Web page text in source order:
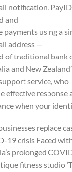
notification. PayID
and
payments using a
address —
of traditional bank
and New
service, who
effective response
when your
replace
19 crisis Faced
prolonged
fitness studio